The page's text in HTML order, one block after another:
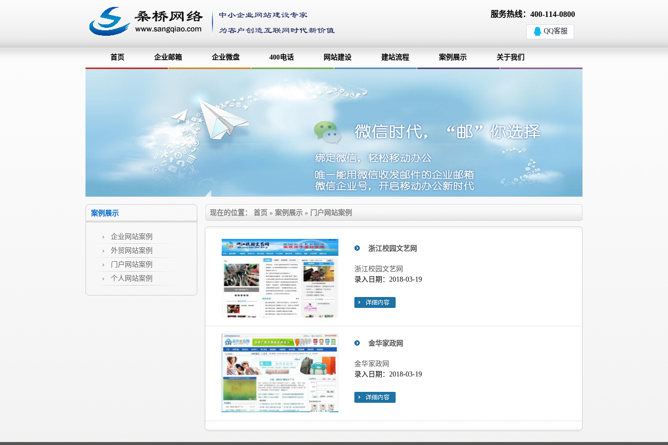
服务热线：400-114-0800
QQ客服
首页 企业邮箱 企业微盘 400电话 网站建设 建站流程 案例展示 关于我们
案例展示
企业网站案例
外贸网站案例
门户网站案例
个人网站案例
现在的位置： 首页 » 案例展示 » 门户网站案例
浙江校园文艺网
浙江校园文艺网
录入日期：2018-03-19
金华家政网
金华家政网
录入日期：2018-03-19